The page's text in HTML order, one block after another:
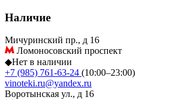
Наличие
Мичуринский пр., д 16
Ломоносовский проспект
◆Нет в наличии
+7 (985) 761-63-24 (10:00–23:00)
vinoteki.ru@yandex.ru
Воротынская ул., д 16